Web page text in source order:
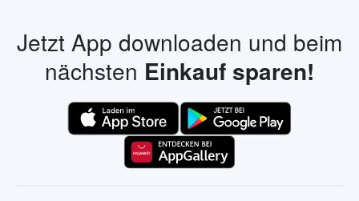
Jetzt App downloaden und beim
nächsten Einkauf sparen!